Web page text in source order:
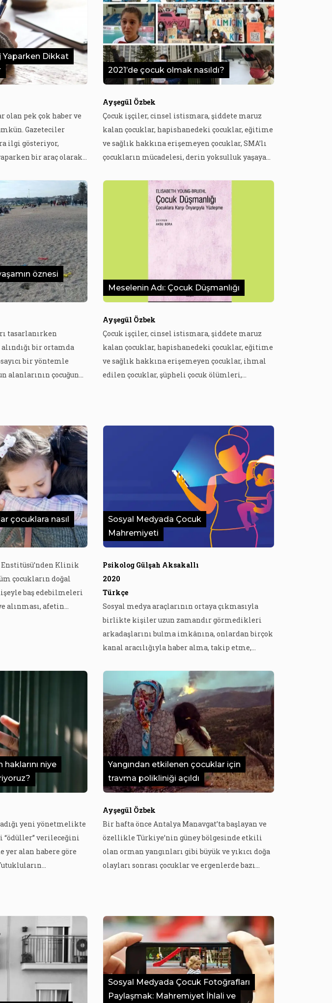
basının, meslek etik değerleri hususundaki
sorumlu tavrı, topluma da […]
Yaparken Dikkat
olan pek çok haber ve
Gazeteciler
ilgi gösteriyor,
bir araç olarak
çocuklar
ve
getiriyor. Bu
röportaj
[…]
2021’de çocuk olmak nasıldı?
Ayşegül Özbek
Çocuk işçiler, cinsel istismara, şiddete maruz
kalan çocuklar, hapishanedeki çocuklar, eğitime
ve sağlık hakkına erişemeyen çocuklar, SMA’lı
çocukların mücadelesi, derin yoksulluk yaşayan
çarptığı çocuklar… Çocuklar, 2021’de de haberlere
genelde bu başlıklarda özne oldular. Yani geride
bıraktığımız yılda da değişen bir şey yok.
Sadece pandeminin başından beri çocukların
maruz kaldığı hak […]
öznesi
tasarlanırken
bir ortamda
bir yöntemle
alanlarının çocuğun
edilmeli.”
Ağı Genel
ait. Çocuğun sosyal
[…]
Meselenin Adı: Çocuk Düşmanlığı
Ayşegül Özbek
Çocuk işçiler, cinsel istismara, şiddete maruz
kalan çocuklar, hapishanedeki çocuklar, eğitime
ve sağlık hakkına erişemeyen çocuklar, ihmal
edilen çocuklar, şüpheli çocuk ölümleri,
yazılınca “devasa bir felaket” çıkıyor ortaya.
Sorunun sadece tekil olaylar olmadığını,
çocukların önyargının hedefi haline geldiğini
çocuklara nasıl
Klinik
çocukların doğal
baş edebilmeleri
alınması, afetin
“Çocuklara doğal
önceden
olduğu
Sosyal Medyada Çocuk
Mahremiyeti
Psikolog Gülşah Aksakallı
2020
Türkçe
Sosyal medya araçlarının ortaya çıkmasıyla
birlikte kişiler uzun zamandır görmedikleri
arkadaşlarını bulma imkânına, onlardan birçok
kanal aracılığıyla haber alma, takip etme,
bulmuşlardır. Özellikle fotoğraf paylaşımının
arttığı da açıkça görülebilmektedir. Sosyal
medyada fotoğraf paylaşmak sadece
yetişkinlerin kendilerine ait fotoğrafları
paylaşması ile kalmamış son yıllarda
ebeveynlerin çocuklarının fotoğraflarını da
yoğunlukla paylaşması ile […]
niye
yeni yönetmelikte
“ödüller” verileceğini
yer alan habere göre
belirtildi.
ceza infaz
nezareti
çocuklar için
[…]
Yangından etkilenen çocuklar için
travma polikliniği açıldı
Ayşegül Özbek
Bir hafta önce Antalya Manavgat’ta başlayan ve
özellikle Türkiye’nin güney bölgesinde etkili
olan orman yangınları gibi büyük ve yıkıcı doğa
olayları sonrası çocuklar ve ergenlerde bazı
Hastalıkları Polikliniğinde yangından
etkilenen çocuk ve ergenlere yönelik Travma
Polikliniği açıldı. Başvurmak isteyen […]
Sosyal Medyada Çocuk Fotoğrafları
Paylaşmak: Mahremiyet İhlali ve